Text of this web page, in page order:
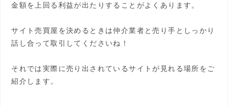
金額を上回る利益が出たりすることがよくあります。
サイト売買屋を決めるときは仲介業者と売り手としっかり
話し合って取引してくださいね！
それでは実際に売り出されているサイトが見れる場所をご
紹介します。